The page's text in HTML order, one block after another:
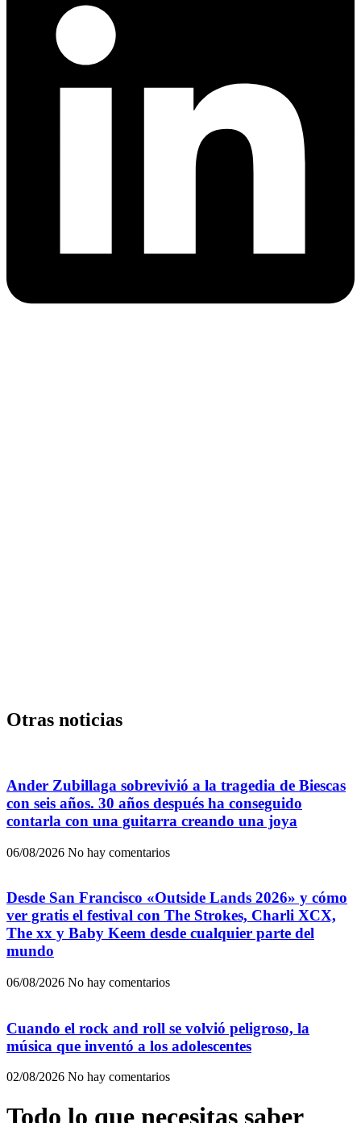
Otras noticias
Ander Zubillaga sobrevivió a la tragedia de Biescas
con seis años. 30 años después ha conseguido
contarla con una guitarra creando una joya
06/08/2026 No hay comentarios
Desde San Francisco «Outside Lands 2026» y cómo
ver gratis el festival con The Strokes, Charli XCX,
The xx y Baby Keem desde cualquier parte del
mundo
06/08/2026 No hay comentarios
Cuando el rock and roll se volvió peligroso, la
música que inventó a los adolescentes
02/08/2026 No hay comentarios
Todo lo que necesitas saber